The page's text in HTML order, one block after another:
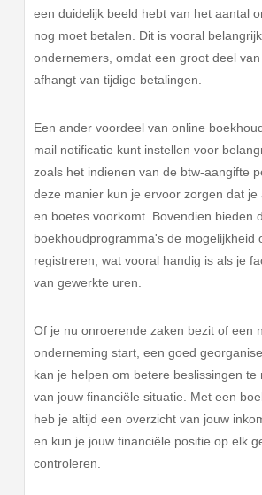
een duidelijk beeld hebt van het aantal
nog moet betalen. Dit is vooral
ondernemers, omdat een groot deel
afhangt van tijdige betalingen.
Een ander voordeel van online
mail notificatie kunt instellen voor
zoals het indienen van de btw-aangifte
deze manier kun je ervoor zorgen dat je
en boetes voorkomt. Bovendien bieden
boekhoudprogramma's de mogelijkheid
registreren, wat vooral handig is als je
van gewerkte uren.
Of je nu onroerende zaken bezit of een
onderneming start, een goed
kan je helpen om betere beslissingen te
van jouw financiële situatie. Met een
heb je altijd een overzicht van jouw
en kun je jouw financiële positie op elk
controleren.